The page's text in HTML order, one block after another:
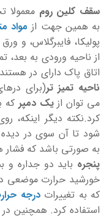
سقف کلین روم معمولا
به همين جهت از مواد
پوليکا، فايبرگلاس، و
از ناحيه ورودی به
اتاق پاک دارای در
ناحيه تميز تر(برای
می توان ازيک دمپر که
کرد.نکته ديگر اينکه،
شود تا آن سوی در
به صورتی باشد که
پنجره بايد دو جداره
خورشيد حرارت موضعی
که به تغييراتدرجه
استفاده کرد. همچنين در